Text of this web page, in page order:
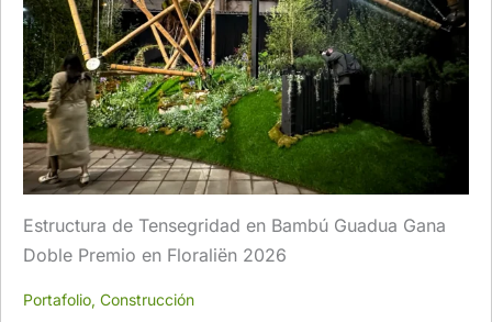
Estructura de Tensegridad en Bambú Guadua Gana
Doble Premio en Floraliën 2026
Portafolio, Construcción